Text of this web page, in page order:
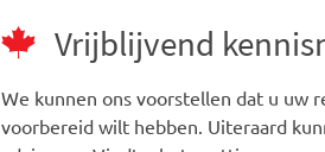
Vrijblijvend
We kunnen ons voorstellen dat u uw
voorbereid wilt hebben. Uiteraard